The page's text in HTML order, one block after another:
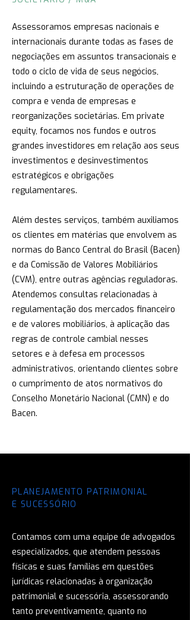
Assessoramos empresas nacionais e
internacionais durante todas as fases de
negociações em assuntos transacionais e
todo o ciclo de vida de seus negócios,
incluindo a estruturação de operações de
compra e venda de empresas e
reorganizações societárias. Em private
equity, focamos nos fundos e outros
grandes investidores em relação aos seus
investimentos e desinvestimentos
estratégicos e obrigações
regulamentares.
Além destes serviços, também auxiliamos
os clientes em matérias que envolvem as
normas do Banco Central do Brasil (Bacen)
e da Comissão de Valores Mobiliários
(CVM), entre outras agências reguladoras.
Atendemos consultas relacionadas à
regulamentação dos mercados financeiro
e de valores mobiliários, à aplicação das
regras de controle cambial nesses
setores e à defesa em processos
administrativos, orientando clientes sobre
o cumprimento de atos normativos do
Conselho Monetário Nacional (CMN) e do
Bacen.
PLANEJAMENTO PATRIMONIAL
E SUCESSÓRIO
Contamos com uma equipe de advogados
especializados, que atendem pessoas
físicas e suas famílias em questões
jurídicas relacionadas à organização
patrimonial e sucessória, assessorando
tanto preventivamente, quanto no